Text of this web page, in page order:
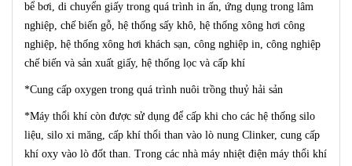
bể bơi, di chuyển giấy trong quá trình in ấn, ứng dụng trong lâm
nghiệp, chế biến gỗ, hệ thống sấy khô, hệ thống xông hơi công
nghiệp, hệ thống xông hơi khách sạn, công nghiệp in, công nghiệp
chế biến và sản xuất giấy, hệ thống lọc và cấp khí
*Cung cấp oxygen trong quá trình nuôi trồng thuỷ hải sản
*Máy thổi khí còn được sử dụng để cấp khi cho các hệ thống silo
liệu, silo xi măng, cấp khí thổi than vào lò nung Clinker, cung cấp
khí oxy vào lò đốt than. Trong các nhà máy nhiệt điện máy thổi khí